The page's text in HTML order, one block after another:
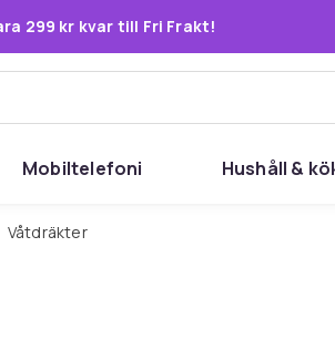
299 kr kvar till Fri Frakt!
Mobiltelefoni Hushåll &
Våtdräkter